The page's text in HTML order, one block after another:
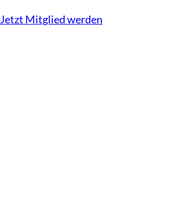
Jetzt Mitglied werden